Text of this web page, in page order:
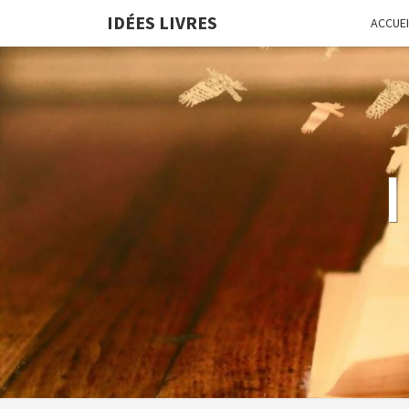
IDÉES LIVRES